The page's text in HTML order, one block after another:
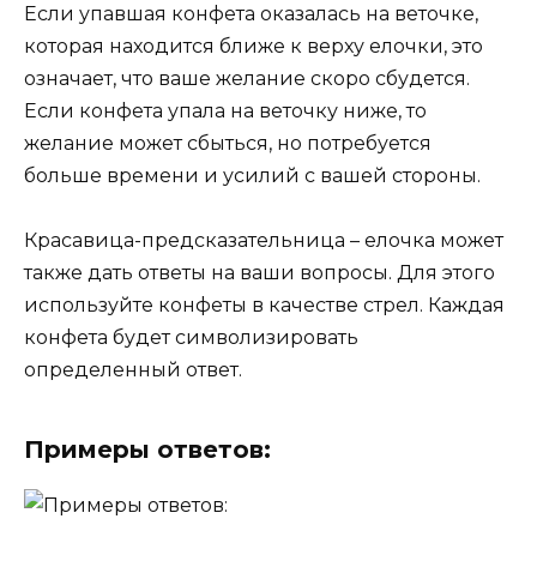
Если упавшая конфета оказалась на веточке,
которая находится ближе к верху елочки, это
означает, что ваше желание скоро сбудется.
Если конфета упала на веточку ниже, то
желание может сбыться, но потребуется
больше времени и усилий с вашей стороны.
Красавица-предсказательница – елочка может
также дать ответы на ваши вопросы. Для этого
используйте конфеты в качестве стрел. Каждая
конфета будет символизировать
определенный ответ.
Примеры ответов: